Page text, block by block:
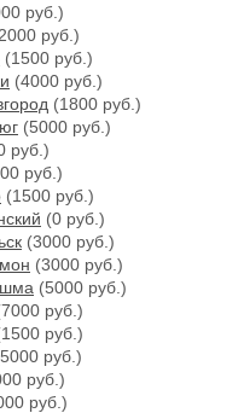
руб.)
руб.)
(1500 руб.)
(4000 руб.)
(1800 руб.)
(5000 руб.)
руб.)
руб.)
(1500 руб.)
(0 руб.)
(3000 руб.)
(3000 руб.)
(5000 руб.)
руб.)
руб.)
руб.)
руб.)
руб.)